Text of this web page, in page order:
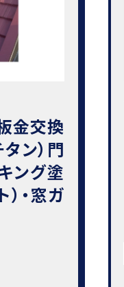
金交換
ン）門
ング塗
・窓ガ